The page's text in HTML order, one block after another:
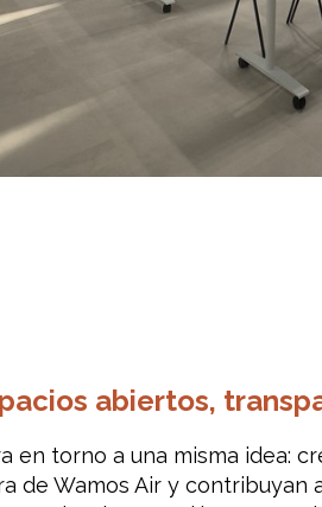
abiertos,
en torno a una misma idea:
de Wamos Air y